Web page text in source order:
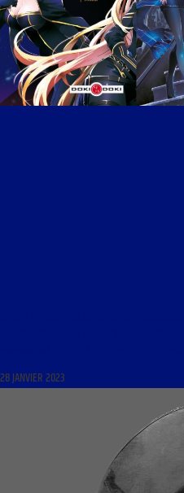
28 JANVIER 2023